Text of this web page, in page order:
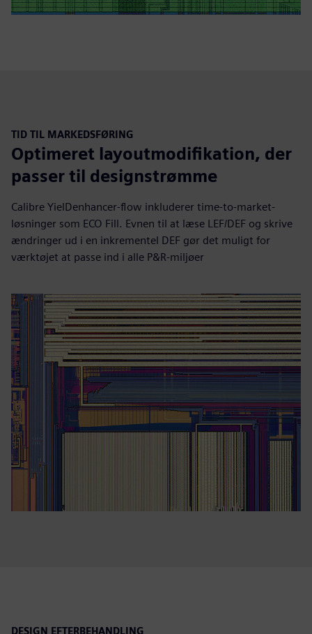
TID TIL MARKEDSFØRING
Optimeret layoutmodifikation, der
passer til designstrømme
Calibre YielDenhancer-flow inkluderer time-to-market-
løsninger som ECO Fill. Evnen til at læse LEF/DEF og skrive
ændringer ud i en inkrementel DEF gør det muligt for
værktøjet at passe ind i alle P&R-miljøer
DESIGN EFTERBEHANDLING